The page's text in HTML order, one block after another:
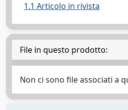
1.1 Articolo in rivista
File in questo prodotto:
Non ci sono file associati a